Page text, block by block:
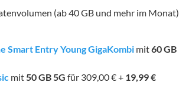
(ab 40 GB und mehr im Monat)
Smart Entry Young GigaKombi mit60 GB
mit50 GB5G für 309,00 € + 19,99 €